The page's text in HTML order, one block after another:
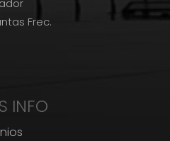
Frec.
INFO